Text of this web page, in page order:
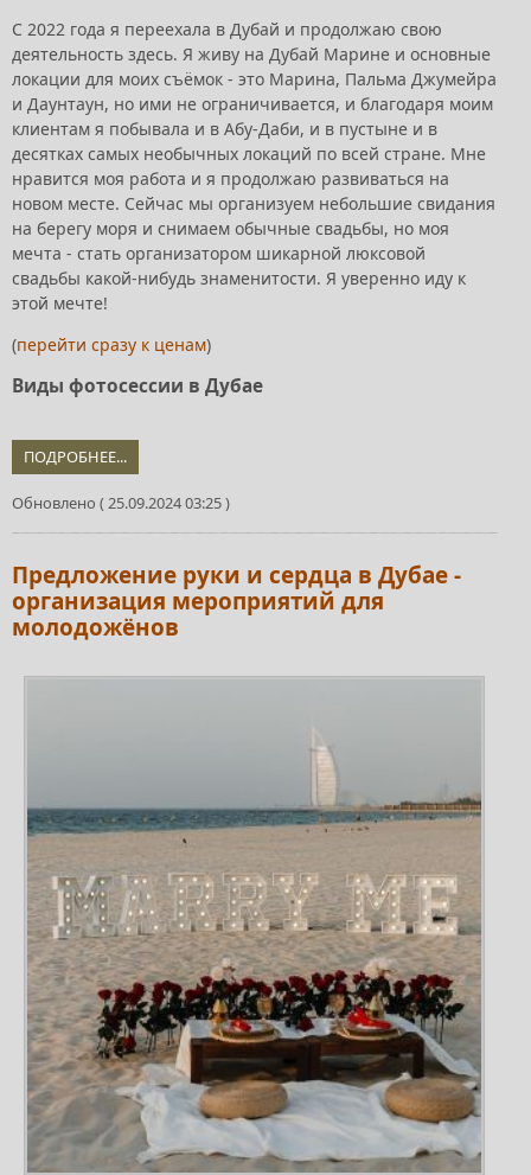
С 2022 года я переехала в Дубай и продолжаю свою
деятельность здесь. Я живу на Дубай Марине и основные
локации для моих съёмок - это Марина, Пальма Джумейра
и Даунтаун, но ими не ограничивается, и благодаря моим
клиентам я побывала и в Абу-Даби, и в пустыне и в
десятках самых необычных локаций по всей стране. Мне
нравится моя работа и я продолжаю развиваться на
новом месте. Сейчас мы организуем небольшие свидания
на берегу моря и снимаем обычные свадьбы, но моя
мечта - стать организатором шикарной люксовой
свадьбы какой-нибудь знаменитости. Я уверенно иду к
этой мечте!
(перейти сразу к ценам)
Виды фотосессии в Дубае
ПОДРОБНЕЕ...
Обновлено ( 25.09.2024 03:25 )
Предложение руки и сердца в Дубае -
организация мероприятий для
молодожёнов